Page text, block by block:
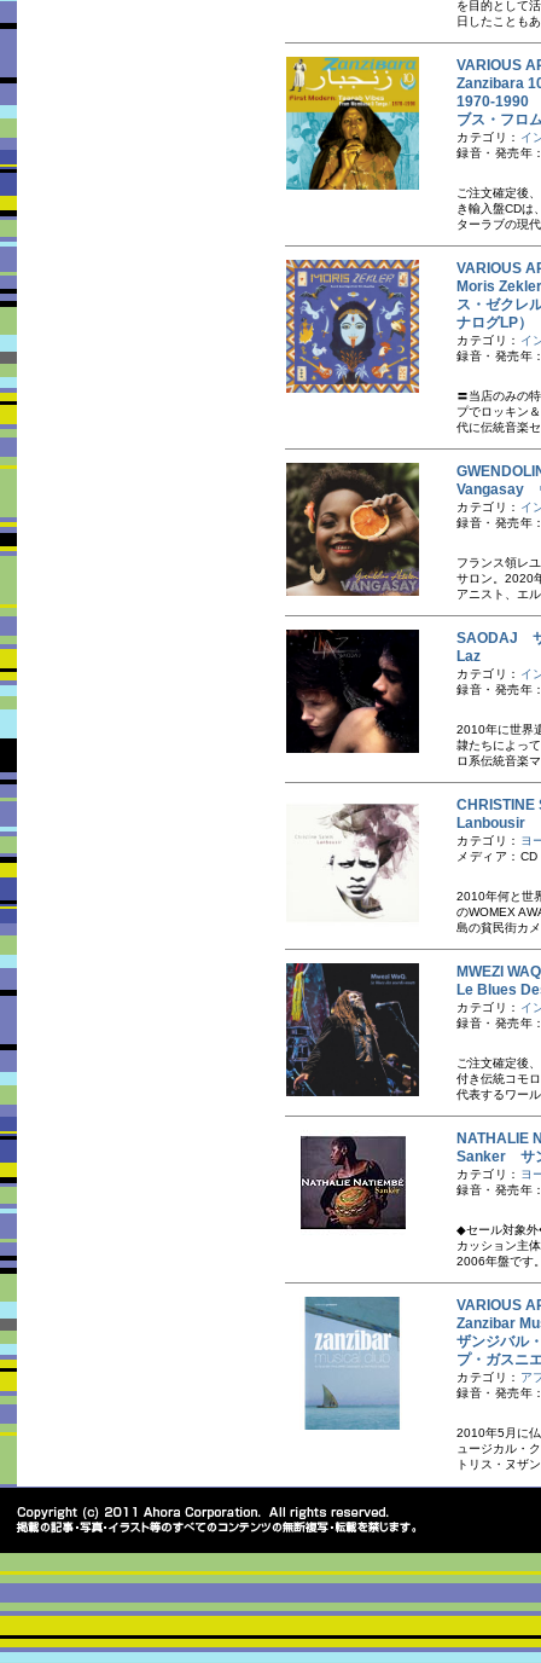
を目的として
日したことも
VARIOUS
Zanzibara
1970-1990
ブス・フロ
カテゴリ： イ
録音・発売年
ご注文確定後
き 輸入盤CD
ターラブの現
VARIOUS
Moris
ス・ゼクレ
ナログLP）
カテゴリ： イ
録音・発売年
〓当店のみの
プでロッキン
代に伝統音楽
Vangasay
カテゴリ： イ
録音・発売年
フランス領レ
サロン。2020
アニスト、エ
SAODAJ
Laz
カテゴリ： イ
録音・発売年
2010年に世界
隷たちによっ
ロ系伝統音楽
Lanbousir
カテゴリ： ヨ
メディア：CD
2010年何と世
のWOMEX
島の貧民街カ
MWEZI
Le Blues
カテゴリ： イ
録音・発売年
ご注文確定後
付き 伝統コモ
代表するワー
NATHALIE
Sanker サ
カテゴリ： ヨ
録音・発売年
◆セール対象外
カッション主
2006年盤です
VARIOUS
Zanzibar
ザンジバル
プ・ガスニ
カテゴリ： ア
録音・発売年
2010年5月に
ュージカル・
トリス・ヌザ